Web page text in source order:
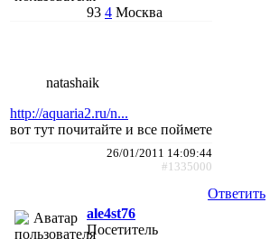
93 4 Москва
natashaik
http://aquaria2.ru/n...
вот тут почитайте и все поймете
26/01/2011 14:09:44
#1335000
Ответить
ale4st76
Посетитель